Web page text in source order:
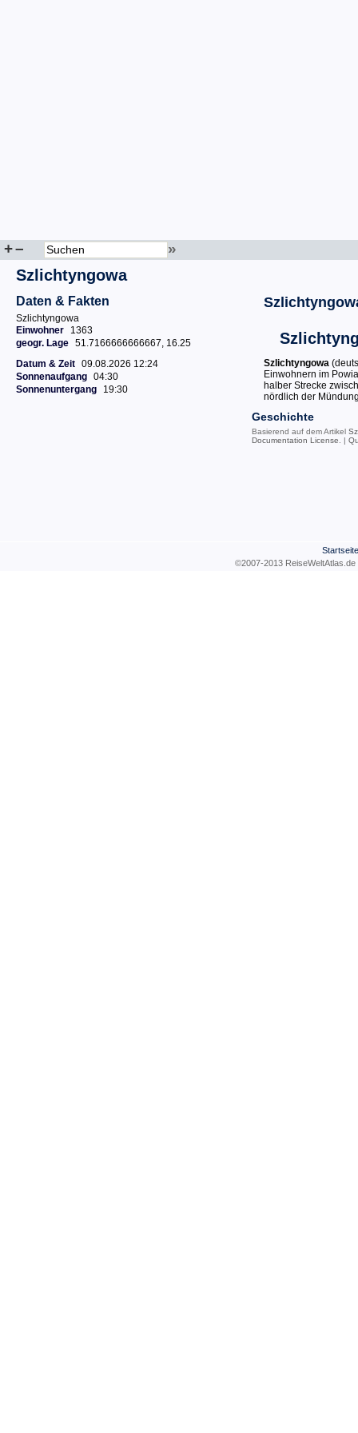
+– »
Szlichtyngowa
Daten & Fakten
Szlichtyngowa
Einwohner
1363
geogr. Lage 51.7166666666667, 16.25
Datum & Zeit 09.08.2026 12:24
Sonnenaufgang 04:30
Sonnenuntergang
19:30
Szlichtyngowa
Einwohnern im
halber Strecke
nördlich der
Geschichte
Basierend auf dem Artikel
Documentation License . |
Startseite
©2007-2013